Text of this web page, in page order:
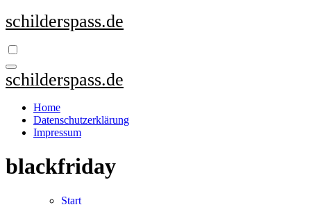
Zum
Inhalt
schilderspass.de
schilderspass.de
Home
Datenschutzerklärung
Impressum
blackfriday
Start